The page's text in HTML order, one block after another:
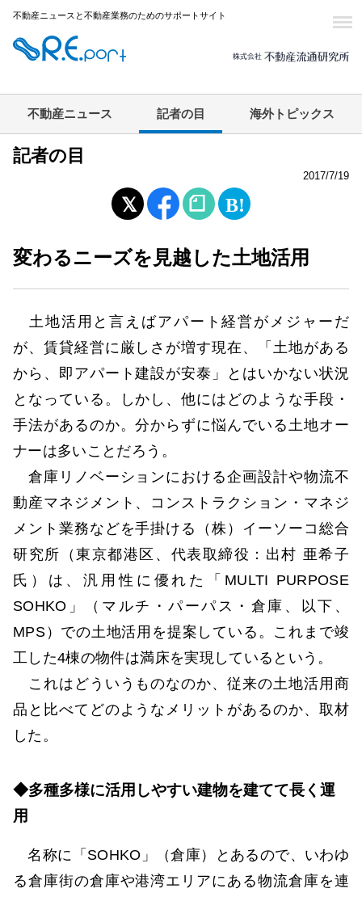
不動産ニュースと不動産業務のためのサポートサイト
不動産ニュース 記者の目 海外トピックス
記者の目
2017/7/19
変わるニーズを見越した土地活用
土地活用と言えばアパート経営がメジャーだ
が、賃貸経営に厳しさが増す現在、「土地がある
から、即アパート建設が安泰」とはいかない状況
となっている。しかし、他にはどのような手段・
手法があるのか。分からずに悩んでいる土地オー
ナーは多いことだろう。
倉庫リノベーションにおける企画設計や物流不
動産マネジメント、コンストラクション・マネジ
メント業務などを手掛ける（株）イーソーコ総合
研究所（東京都港区、代表取締役：出村 亜希子
氏）は、汎用性に優れた「MULTI PURPOSE
SOHKO」（マルチ・パーパス・倉庫、以下、
MPS）での土地活用を提案している。これまで竣
工した4棟の物件は満床を実現しているという。
これはどういうものなのか、従来の土地活用商
品と比べてどのようなメリットがあるのか、取材
した。
◆多種多様に活用しやすい建物を建てて長く運
用
名称に「SOHKO」（倉庫）とあるので、いわゆ
る倉庫街の倉庫や港湾エリアにある物流倉庫を連